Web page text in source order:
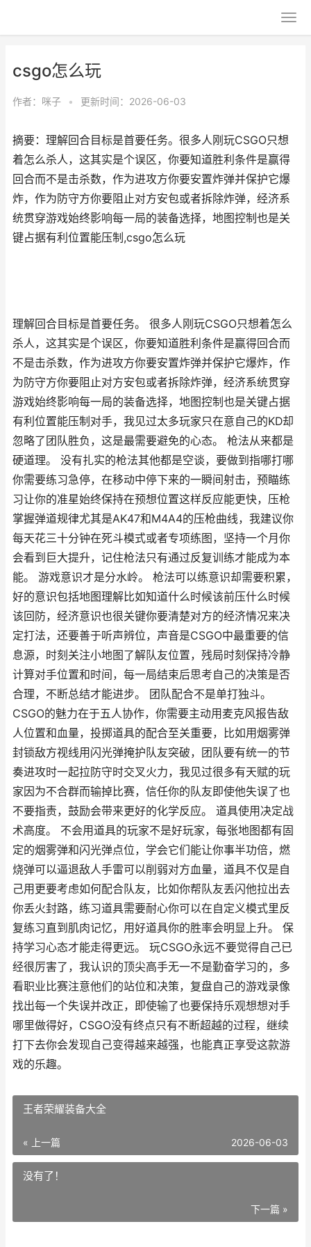
csgo怎么玩
作者： 咪子 • 更新时间：2026-06-03
摘要：理解回合目标是首要任务。很多人刚玩CSGO只想
着怎么杀人，这其实是个误区，你要知道胜利条件是赢得
回合而不是击杀数，作为进攻方你要安置炸弹并保护它爆
炸，作为防守方你要阻止对方安包或者拆除炸弹，经济系
统贯穿游戏始终影响每一局的装备选择，地图控制也是关
键占据有利位置能压制,csgo怎么玩
理解回合目标是首要任务。 很多人刚玩CSGO只想着怎么
杀人，这其实是个误区，你要知道胜利条件是赢得回合而
不是击杀数，作为进攻方你要安置炸弹并保护它爆炸，作
为防守方你要阻止对方安包或者拆除炸弹，经济系统贯穿
游戏始终影响每一局的装备选择，地图控制也是关键占据
有利位置能压制对手，我见过太多玩家只在意自己的KD却
忽略了团队胜负，这是最需要避免的心态。 枪法从来都是
硬道理。 没有扎实的枪法其他都是空谈，要做到指哪打哪
你需要练习急停，在移动中停下来的一瞬间射击，预瞄练
习让你的准星始终保持在预想位置这样反应能更快，压枪
掌握弹道规律尤其是AK47和M4A4的压枪曲线，我建议你
每天花三十分钟在死斗模式或者专项练图，坚持一个月你
会看到巨大提升，记住枪法只有通过反复训练才能成为本
能。 游戏意识才是分水岭。 枪法可以练意识却需要积累，
好的意识包括地图理解比如知道什么时候该前压什么时候
该回防，经济意识也很关键你要清楚对方的经济情况来决
定打法，还要善于听声辨位，声音是CSGO中最重要的信
息源，时刻关注小地图了解队友位置，残局时刻保持冷静
计算对手位置和时间，每一局结束后思考自己的决策是否
合理，不断总结才能进步。 团队配合不是单打独斗。
CSGO的魅力在于五人协作，你需要主动用麦克风报告敌
人位置和血量，投掷道具的配合至关重要，比如用烟雾弹
封锁敌方视线用闪光弹掩护队友突破，团队要有统一的节
奏进攻时一起拉防守时交叉火力，我见过很多有天赋的玩
家因为不合群而输掉比赛，信任你的队友即使他失误了也
不要指责，鼓励会带来更好的化学反应。 道具使用决定战
术高度。 不会用道具的玩家不是好玩家，每张地图都有固
定的烟雾弹和闪光弹点位，学会它们能让你事半功倍，燃
烧弹可以逼退敌人手雷可以削弱对方血量，道具不仅是自
己用更要考虑如何配合队友，比如你帮队友丢闪他拉出去
你丢火封路，练习道具需要耐心你可以在自定义模式里反
复练习直到肌肉记忆，用好道具你的胜率会明显上升。 保
持学习心态才能走得更远。 玩CSGO永远不要觉得自己已
经很厉害了，我认识的顶尖高手无一不是勤奋学习的，多
看职业比赛注意他们的站位和决策，复盘自己的游戏录像
找出每一个失误并改正，即使输了也要保持乐观想想对手
哪里做得好，CSGO没有终点只有不断超越的过程，继续
打下去你会发现自己变得越来越强，也能真正享受这款游
戏的乐趣。
王者荣耀装备大全
« 上一篇 2026-06-03
没有了！
下一篇 »